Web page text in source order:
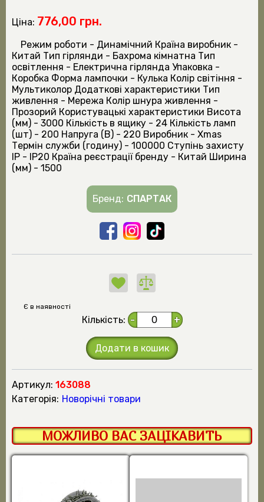
Ціна: 776,00 грн.
Режим роботи - Динамічний Країна виробник -
Китай Тип гірлянди - Бахрома кімнатна Тип
освітлення - Електрична гірлянда Упаковка -
Коробка Форма лампочки - Кулька Колір світіння -
Мультиколор Додаткові характеристики Тип
живлення - Мережа Колір шнура живлення -
Прозорий Користувацькі характеристики Висота
(мм) - 3000 Кількість в ящику - 24 Кількість ламп
(шт) - 200 Напруга (В) - 220 Виробник - Xmas
Термін служби (годину) - 100000 Ступінь захисту
IP - IP20 Країна реєстрації бренду - Китай Ширина
(мм) - 1500
Бренд: СПАРТАК
Є в наявності
Кількість: - +
Додати в кошик
Артикул: 163088
Категорія: Новорічні товари
МОЖЛИВО ВАС ЗАЦІКАВИТЬ